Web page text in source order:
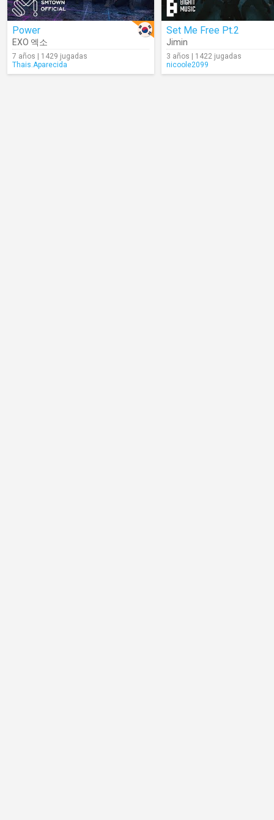
Power
EXO 엑소
7 años | 1429 jugadas
Thais.Aparecida
Set Me Free Pt.2
Jimin
3 años | 1422 jugadas
nicoole2099